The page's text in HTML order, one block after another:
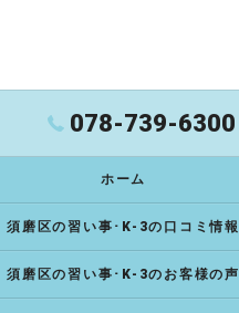
078-739-6300
ホーム
須磨区の習い事･K-3の口コミ情報
須磨区の習い事･K-3のお客様の声